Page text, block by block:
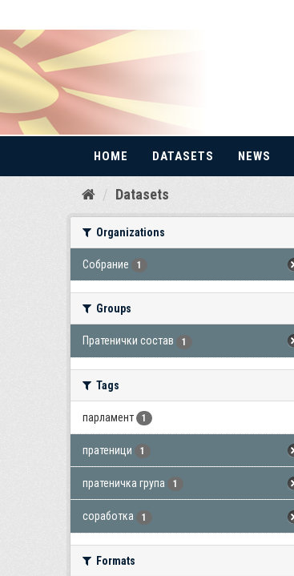
Skip
HOME DATASETS NEWS
Datasets
Organizations
Собрание 1
Groups
Пратенички состав 1
Tags
парламент 1
пратеници 1
пратеничка група 1
соработка 1
Formats